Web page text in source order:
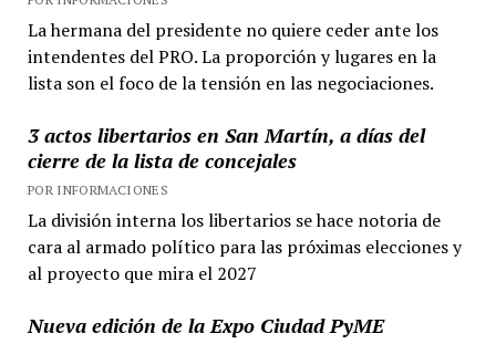
La hermana del presidente no quiere ceder ante los
intendentes del PRO. La proporción y lugares en la
lista son el foco de la tensión en las negociaciones.
3 actos libertarios en San Martín, a días del
cierre de la lista de concejales
POR INFORMACIONES
La división interna los libertarios se hace notoria de
cara al armado político para las próximas elecciones y
al proyecto que mira el 2027
Nueva edición de la Expo Ciudad PyME